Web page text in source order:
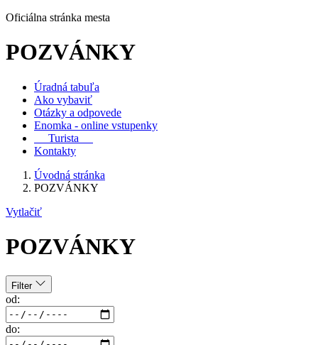
Oficiálna stránka mesta
POZVÁNKY
Úradná tabuľa
Ako vybaviť
Otázky a odpovede
Enomka - online vstupenky
Turista
Kontakty
Úvodná stránka
POZVÁNKY
Vytlačiť
POZVÁNKY
Filter
od:
do: